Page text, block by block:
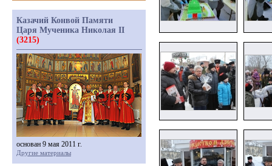
Казачий Конвой Памяти
Царя Мученика Николая II
(3215)
основан 9 мая 2011 г.
Другие материалы